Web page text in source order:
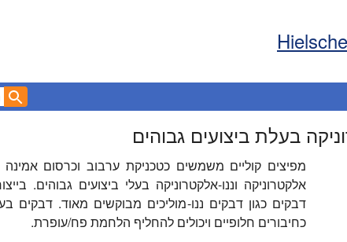
בעלת ביצועים גבוהים
מפיצים קוליים משמשים כטכניקת ערבוב וכרסום אמינה
אלקטרוניקה וננו-אלקטרוניקה בעלי ביצועים גבוהים.
דבקים כגון דבקים ננו-מוליכים מבוקשים מאוד.
כחיבורים חלופיים ויכולים להחליף הלחמת פח/עופרת.